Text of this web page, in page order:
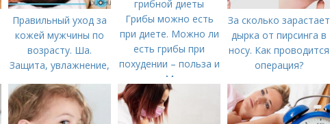
Правильный уход за
кожей мужчины по
возрасту. Ша.
Защита, увлажнение,
Грибы можно есть
при диете. Можно ли
есть грибы при
похудении – польза и
вред. Меню и
рецепты блюд
грибной диеты
За сколько зарастает
дырка от пирсинга в
носу. Как проводится
операция?